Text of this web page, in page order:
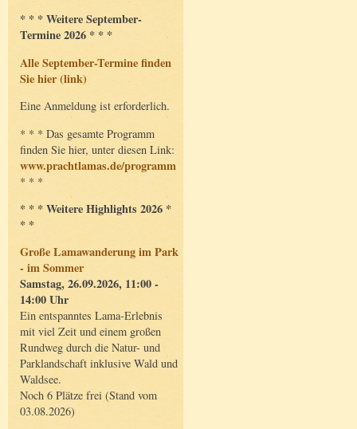
* * * Weitere September-
Termine 2026 * * *
Alle September-Termine finden
Sie hier (link)
Eine Anmeldung ist erforderlich.
* * * Das gesamte Programm
finden Sie hier, unter diesen Link:
www.prachtlamas.de/programm
* * *
* * * Weitere Highlights 2026 *
* *
Große Lamawanderung im Park
- im Sommer
Samstag, 26.09.2026, 11:00 -
14:00 Uhr
Ein entspanntes Lama-Erlebnis
mit viel Zeit und einem großen
Rundweg durch die Natur- und
Parklandschaft inklusive Wald und
Waldsee.
Noch 6 Plätze frei (Stand vom
03.08.2026)